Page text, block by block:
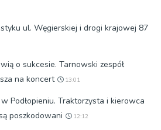
ul. Węgierskiej i drogi krajowej 87
o sukcesie. Tarnowski zespół
na koncert
13:01
Podłopieniu. Traktorzysta i kierowca
poszkodowani
12:12